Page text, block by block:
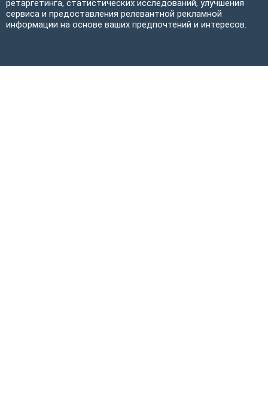
ретаргетинга, статистических исследований, улучшения
сервиса и предоставления релевантной рекламной
информации на основе ваших предпочтений и интересов.